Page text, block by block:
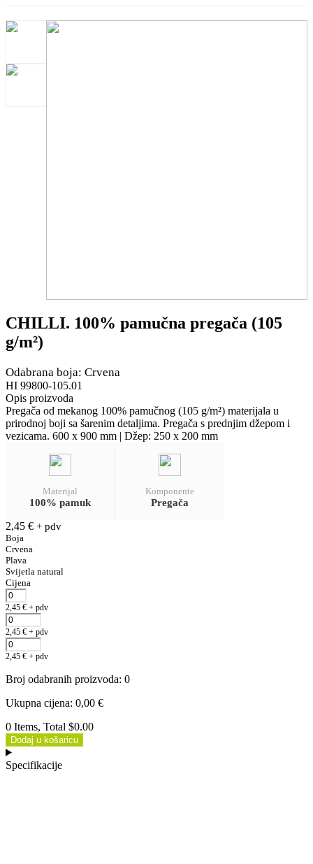
CHILLI. 100% pamučna pregača (105
g/m²)
Odabrana boja: Crvena
HI 99800-105.01
Opis proizvoda
Pregača od mekanog 100% pamučnog (105 g/m²) materijala u
prirodnoj boji sa šarenim detaljima. Pregača s prednjim džepom i
vezicama. 600 x 900 mm | Džep: 250 x 200 mm
Materijal
100% pamuk
Komponente
Pregača
2,45 € + pdv
Boja
Crvena
Plava
Svijetla natural
Cijena
2,45 € + pdv
2,45 € + pdv
2,45 € + pdv
Broj odabranih proizvoda: 0
Ukupna cijena: 0,00 €
0 Items, Total $0.00
Dodaj u košaricu
Specifikacije